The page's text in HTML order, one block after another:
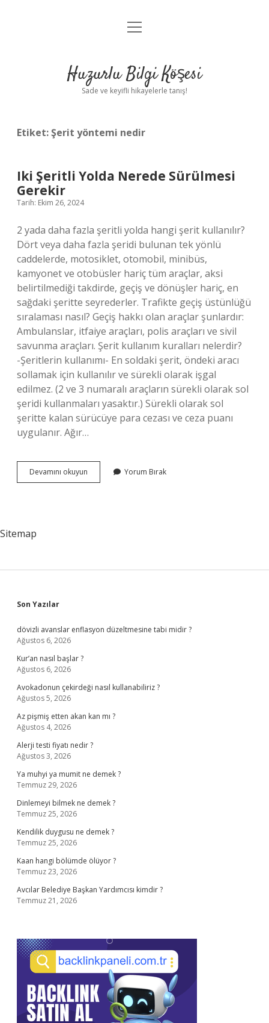
Anasayfa
Yasal Uyarı
menüyü
Huzurlu Bilgi Köşesi
Sade ve keyifli hikayelerle tanış!
Etiket:Şerit yöntemi nedir
Iki Şeritli Yolda Nerede Sürülmesi
Gerekir
Tarih: Ekim 26, 2024
2 yada daha fazla şeritli yolda hangi şerit kullanılır?
Dört veya daha fazla şeridi bulunan tek yönlü
caddelerde, motosiklet, otomobil, minibüs,
kamyonet ve otobüsler hariç tüm araçlar, aksi
belirtilmediği takdirde, geçiş ve dönüşler hariç, en
sağdaki şeritte seyrederler. Trafikte geçiş üstünlüğü
sıralaması nasıl? Geçiş hakkı olan araçlar şunlardır:
Ambulanslar, itfaiye araçları, polis araçları ve sivil
savunma araçları. Şerit kullanım kuralları nelerdir?
-Şeritlerin kullanımı- En soldaki şerit, öndeki aracı
sollamak için kullanılır ve sürekli olarak işgal
edilmez. (2 ve 3 numaralı araçların sürekli olarak sol
şeridi kullanmaları yasaktır.) Sürekli olarak sol
şeritte kalan sürücüye para cezası ve ceza puanı
uygulanır. Ağır…
Devamını okuyun
Şeritli
Yorum Bırak
Sitemap
Sidebar
Son Yazılar
dövizli avanslar enflasyon düzeltmesine tabi midir ?
Ağustos 6, 2026
Kur’an nasıl başlar ?
Ağustos 6, 2026
Avokadonun çekirdeği nasıl kullanabiliriz ?
Ağustos 5, 2026
Az pişmiş etten akan kan mı ?
Ağustos 4, 2026
Alerji testi fiyatı nedir ?
Ağustos 3, 2026
Ya muhyi ya mumit ne demek ?
Temmuz 29, 2026
Dinlemeyi bilmek ne demek ?
Temmuz 25, 2026
Kendilik duygusu ne demek ?
Temmuz 25, 2026
Kaan hangi bölümde ölüyor ?
Temmuz 23, 2026
Avcılar Belediye Başkan Yardımcısı kimdir ?
Temmuz 21, 2026